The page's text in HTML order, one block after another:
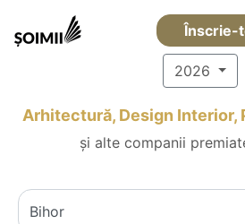
Înscrie-
2026
Arhitectură, Design Interior,
și alte companii